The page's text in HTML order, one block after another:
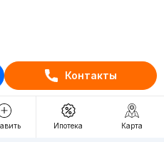
Контакты
Ипотека Карта